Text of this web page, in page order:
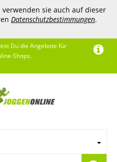
sie auch auf dieser
Datenschutzbestimmungen.
Du die Angebote für
Shops.